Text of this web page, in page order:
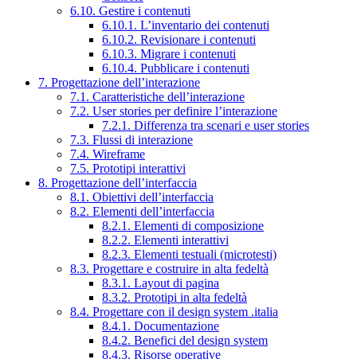
6.10. Gestire i contenuti
6.10.1. L’inventario dei contenuti
6.10.2. Revisionare i contenuti
6.10.3. Migrare i contenuti
6.10.4. Pubblicare i contenuti
7. Progettazione dell’interazione
7.1. Caratteristiche dell’interazione
7.2. User stories per definire l’interazione
7.2.1. Differenza tra scenari e user stories
7.3. Flussi di interazione
7.4. Wireframe
7.5. Prototipi interattivi
8. Progettazione dell’interfaccia
8.1. Obiettivi dell’interfaccia
8.2. Elementi dell’interfaccia
8.2.1. Elementi di composizione
8.2.2. Elementi interattivi
8.2.3. Elementi testuali (microtesti)
8.3. Progettare e costruire in alta fedeltà
8.3.1. Layout di pagina
8.3.2. Prototipi in alta fedeltà
8.4. Progettare con il design system .italia
8.4.1. Documentazione
8.4.2. Benefici del design system
8.4.3. Risorse operative